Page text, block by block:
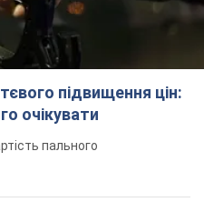
підвищення цін:
очікувати
пального